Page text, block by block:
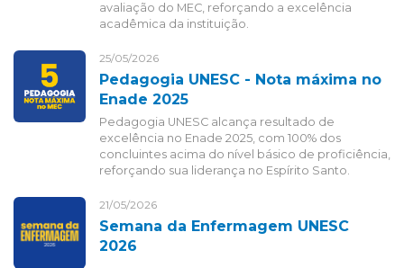
avaliação do MEC, reforçando a excelência
acadêmica da instituição.
25/05/2026
Pedagogia UNESC - Nota máxima no
Enade 2025
Pedagogia UNESC alcança resultado de
excelência no Enade 2025, com 100% dos
concluintes acima do nível básico de proficiência,
reforçando sua liderança no Espírito Santo.
21/05/2026
Semana da Enfermagem UNESC
2026